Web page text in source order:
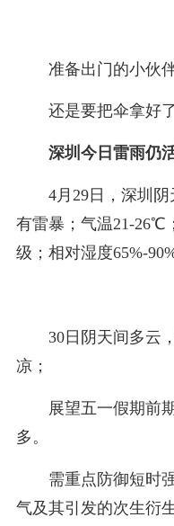
准备出门的小伙
还是要把伞拿好
深圳今日雷雨仍
4月29日，深圳
有雷暴；气温21-26℃
级；相对湿度65%-90%
30日阴天间多云
凉；
展望五一假期前
多。
需重点防御短时
气及其引发的次生衍